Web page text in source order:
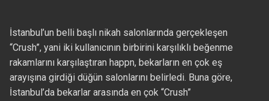
İstanbul’un belli başlı nikah salonlarında gerçekleşen
“Crush”, yani iki kullanıcının birbirini karşılıklı beğenme
rakamlarını karşılaştıran happn, bekarların en çok eş
arayışına girdiği düğün salonlarını belirledi. Buna göre,
İstanbul’da bekarlar arasında en çok “Crush”